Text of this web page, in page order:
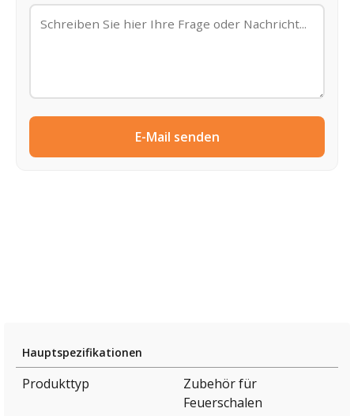
E-Mail senden
Hauptspezifikationen
Produkttyp
Zubehör für
Feuerschalen